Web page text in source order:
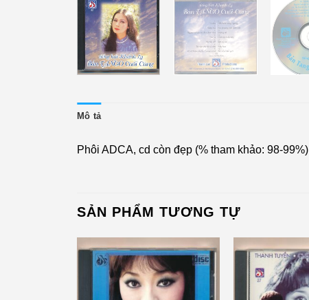
Mô tả
Phôi ADCA, cd còn đẹp (% tham khảo: 98-99%)
SẢN PHẨM TƯƠNG TỰ